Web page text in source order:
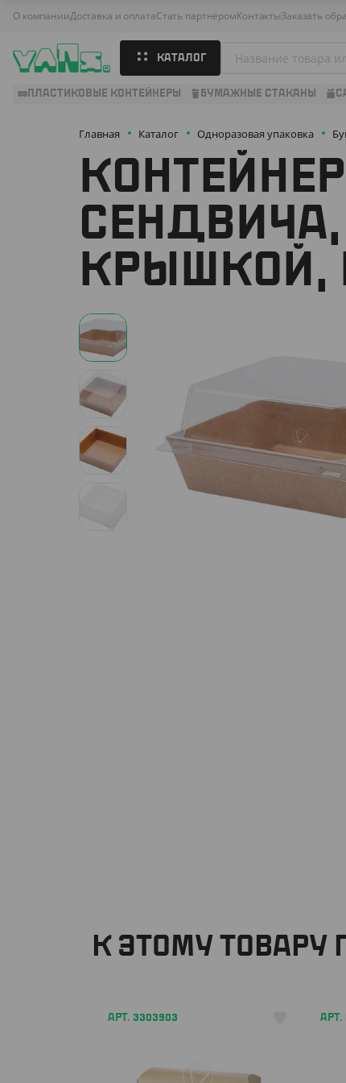
О компанииДоставка и оплатаСтать партнёромКонтактыЗаказать
КАТАЛОГ
ПЛАСТИКОВЫЕ КОНТЕЙНЕРЫ БУМАЖНЫЕ СТАКАНЫ
Главная Каталог Одноразовая упаковка
СЕНДВИЧА,
КРЫШКОЙ,
К ЭТОМУ ТОВАРУ
АРТ. 3303903 АРТ.